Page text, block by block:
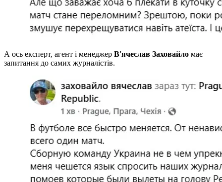
А ось експерт, агент і менеджер В'ячеслав Заховайло має
запитання до самих журналістів.